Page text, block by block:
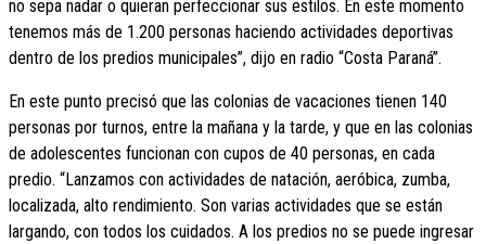
no sepa nadar o quieran perfeccionar sus estilos. En este momento
tenemos más de 1.200 personas haciendo actividades deportivas
dentro de los predios municipales”, dijo en radio “Costa Paraná”.
En este punto precisó que las colonias de vacaciones tienen 140
personas por turnos, entre la mañana y la tarde, y que en las colonias
de adolescentes funcionan con cupos de 40 personas, en cada
predio. “Lanzamos con actividades de natación, aeróbica, zumba,
localizada, alto rendimiento. Son varias actividades que se están
largando, con todos los cuidados. A los predios no se puede ingresar